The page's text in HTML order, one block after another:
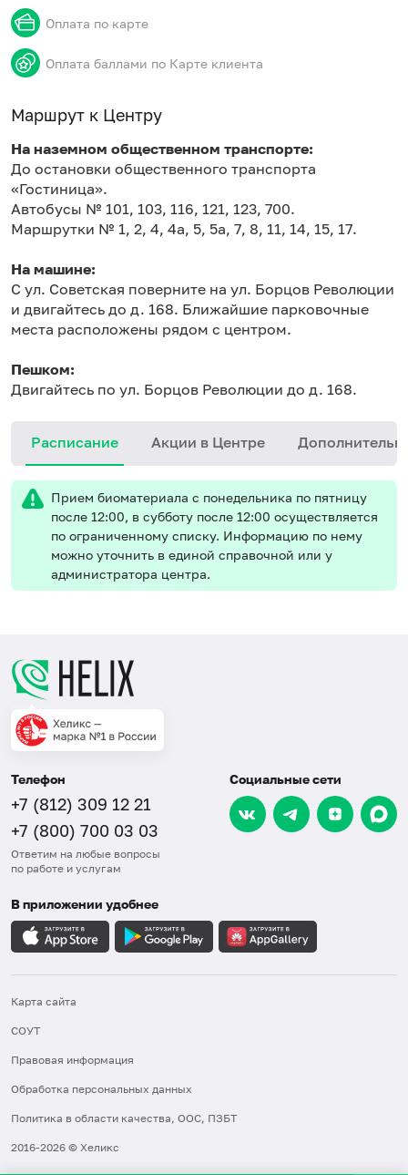
Оплата по карте
Оплата баллами по Карте клиента
Маршрут к Центру
На наземном общественном транспорте:
До остановки общественного транспорта
«Гостиница».
Автобусы № 101, 103, 116, 121, 123, 700.
Маршрутки № 1, 2, 4, 4а, 5, 5а, 7, 8, 11, 14, 15, 17.
На машине:
С ул. Советская поверните на ул. Борцов Революции
и двигайтесь до д. 168. Ближайшие парковочные
места расположены рядом с центром.
Пешком:
Двигайтесь по ул. Борцов Революции до д. 168.
Расписание Акции в Центре
Прием биоматериала с понедельника по пятницу
после 12:00, в субботу после 12:00 осуществляется
по ограниченному списку. Информацию по нему
можно уточнить в единой справочной или у
администратора центра.
Телефон
+7 (812) 309 12 21
+7 (800) 700 03 03
Ответим на любые вопросы
по работе и услугам
Социальные сети
В приложении удобнее
Карта сайта
СОУТ
Правовая информация
Обработка персональных данных
Политика в области качества, ООС, ПЗБТ
2016-2026 © Хеликс